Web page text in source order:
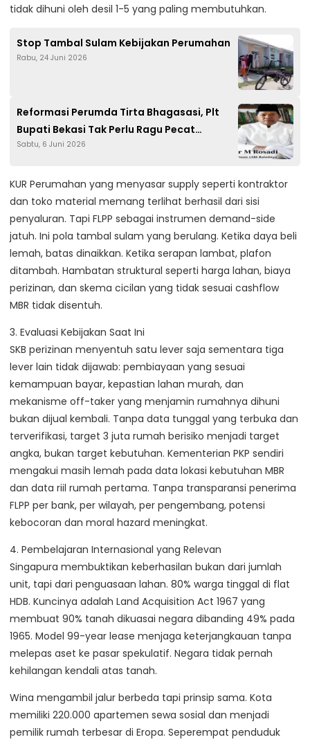
tidak dihuni oleh desil 1-5 yang paling membutuhkan.
Stop Tambal Sulam Kebijakan Perumahan
Rabu, 24 Juni 2026
Reformasi Perumda Tirta Bhagasasi, Plt
Bupati Bekasi Tak Perlu Ragu Pecat
Direktur Utama RLH
Sabtu, 6 Juni 2026
KUR Perumahan yang menyasar supply seperti kontraktor
dan toko material memang terlihat berhasil dari sisi
penyaluran. Tapi FLPP sebagai instrumen demand-side
jatuh. Ini pola tambal sulam yang berulang. Ketika daya beli
lemah, batas dinaikkan. Ketika serapan lambat, plafon
ditambah. Hambatan struktural seperti harga lahan, biaya
perizinan, dan skema cicilan yang tidak sesuai cashflow
MBR tidak disentuh.
3. Evaluasi Kebijakan Saat Ini
SKB perizinan menyentuh satu lever saja sementara tiga
lever lain tidak dijawab: pembiayaan yang sesuai
kemampuan bayar, kepastian lahan murah, dan
mekanisme off-taker yang menjamin rumahnya dihuni
bukan dijual kembali. Tanpa data tunggal yang terbuka dan
terverifikasi, target 3 juta rumah berisiko menjadi target
angka, bukan target kebutuhan. Kementerian PKP sendiri
mengakui masih lemah pada data lokasi kebutuhan MBR
dan data riil rumah pertama. Tanpa transparansi penerima
FLPP per bank, per wilayah, per pengembang, potensi
kebocoran dan moral hazard meningkat.
4. Pembelajaran Internasional yang Relevan
Singapura membuktikan keberhasilan bukan dari jumlah
unit, tapi dari penguasaan lahan. 80% warga tinggal di flat
HDB. Kuncinya adalah Land Acquisition Act 1967 yang
membuat 90% tanah dikuasai negara dibanding 49% pada
1965. Model 99-year lease menjaga keterjangkauan tanpa
melepas aset ke pasar spekulatif. Negara tidak pernah
kehilangan kendali atas tanah.
Wina mengambil jalur berbeda tapi prinsip sama. Kota
memiliki 220.000 apartemen sewa sosial dan menjadi
pemilik rumah terbesar di Eropa. Seperempat penduduk